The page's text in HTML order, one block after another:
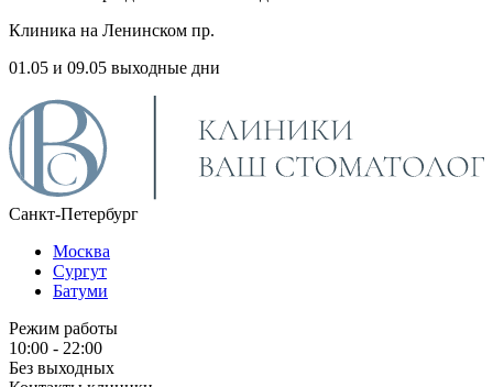
Клиника на Ленинском пр.
01.05 и 09.05 выходные дни
Санкт-Петербург
Москва
Сургут
Батуми
Режим работы
10:00 - 22:00
Без выходных